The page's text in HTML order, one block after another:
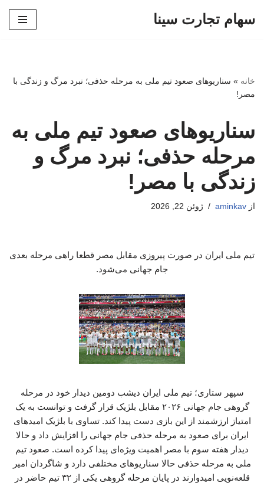
سهام تجارت سینا
خانه » سناریوهای صعود تیم ملی به مرحله حذفی؛ نبرد مرگ و زندگی با
مصر!
سناریوهای صعود تیم ملی به
مرحله حذفی؛ نبرد مرگ و
زندگی با مصر!
از aminkav ژوئن 22, 2026
تیم ملی ایران در صورت پیروزی مقابل مصر قطعا راهی مرحله بعدی
جام جهانی می‌شود.
سپهر ستاری؛ تیم ملی ایران دیشب دومین دیدار خود در مرحله
گروهی جام جهانی ۲۰۲۶ مقابل بلژیک قرار گرفت و توانست به یک
امتیاز ارزشمند از این بازی دست پیدا کند. تساوی با بلژیک امیدهای
ایران برای صعود به مرحله حذفی جام جهانی را افزایش داد و حالا
دیدار هفته سوم با مصر اهمیت ویژه‌ای پیدا کرده است. صعود تیم
ملی به مرحله حذفی حالا سناریوهای مختلفی دارد و شاگردان امیر
قلعه‌نویی امیدوارند در پایان مرحله گروهی یکی از ۳۲ تیم حاضر در